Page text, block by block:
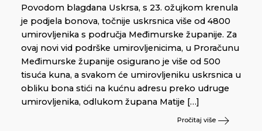
Povodom blagdana Uskrsa, s 23. ožujkom krenula
je podjela bonova, točnije uskrsnica više od 4800
umirovljenika s područja Međimurske županije. Za
ovaj novi vid podrške umirovljenicima, u Proračunu
Međimurske županije osigurano je više od 500
tisuća kuna, a svakom će umirovljeniku uskrsnica u
obliku bona stići na kućnu adresu preko udruge
umirovljenika, odlukom župana Matije […]
Pročitaj više